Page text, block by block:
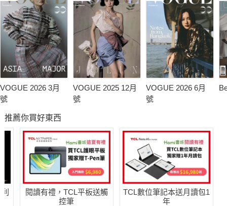
MPX雙波段微創溶脂
國際微創隆乳技術3D立體化
威塑抽脂術
仿真果凍矽膠隆乳
SMILE
整牙所有自信的開始
V-Line
小臉終極武器
告別國字臉及寬下巴
VOGUE 2026 3月
號
VOGUE 2025 12月
號
VOGUE 2026 6月
號
推薦你買好東西
閱讀有禮，TCL平板送觸
控筆
TCL數位筆記本送月讀包1
年